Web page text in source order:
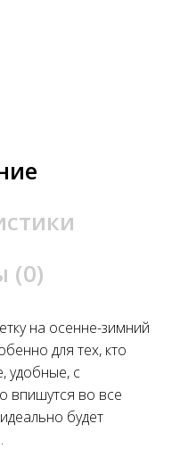
(0)
на осенне-зимний
для тех, кто
удобные, с
впишутся во все
будет